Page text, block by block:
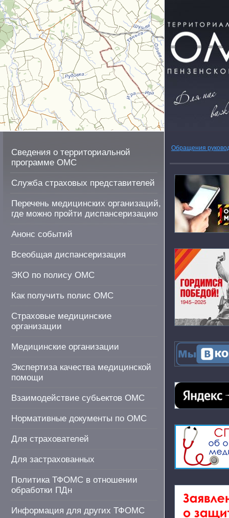
Сведения о территориальной
программе ОМС
Служба страховых представителей
Перечень медицинских организаций,
где можно пройти диспансеризацию
Анонс событий
Всеобщая диспансеризация
ЭКО по полису ОМС
Как получить полис ОМС
Страховые медицинские
организации
Медицинские организации
Экспертиза качества медицинской
помощи
Взаимодействие субьектов ОМС
Нормативные документы по ОМС
Для страхователей
Для застрахованных
Политика ТФОМС в отношении
обработки ПДн
Информация для других ТФОМС
Обращения